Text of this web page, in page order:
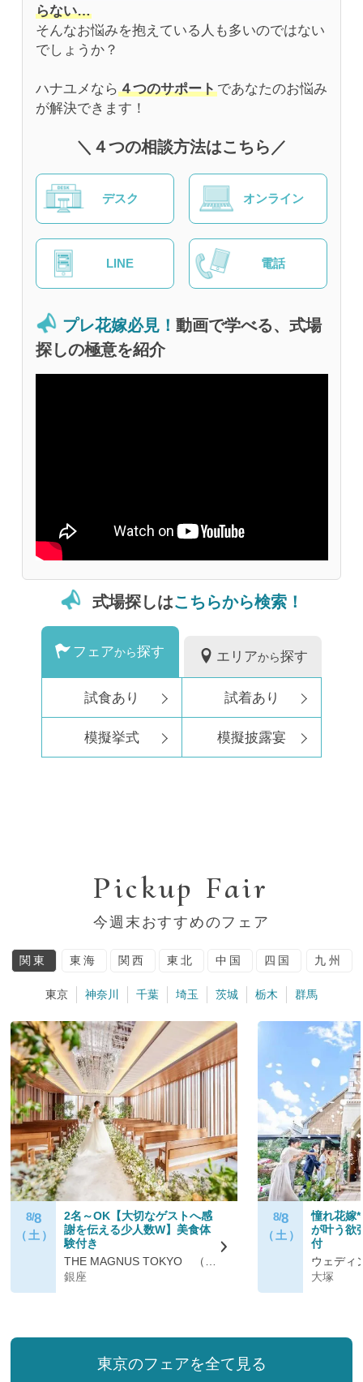
らない…
そんなお悩みを抱えている人も多いのではない
でしょうか？
ハナユメなら４つのサポートであなたのお悩み
が解決できます！
＼４つの相談方法はこちら／
デスク オンライン
LINE 電話
プレ花嫁必見！ 動画で学べる、式場
探しの極意を紹介
式場探しはこちらから検索！
フェアから探す エリアから探す
試食あり 試着あり
模擬挙式 模擬披露宴
Pickup Fair
今週末おすすめのフェア
関東 東海 関西 東北 中国 四国 九州
東京 神奈川 千葉 埼玉 茨城 栃木 群馬
8/8
（ 土 ）
2名～OK【大切なゲストへ感
謝を伝える少人数W】美食体
験付き
銀座
8/8
（ 土 ）
憧れ花嫁
が叶う欲
付
大塚
東京のフェアを全て見る